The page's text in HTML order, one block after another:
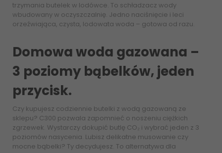
trzymania butelek w lodówce. To schładzacz wody
wbudowany w oczyszczalnię. Jedno naciśnięcie i leci
orzeźwiająca, czysta, lodowata woda – gotowa od razu.
Domowa woda gazowana –
3 poziomy bąbelków, jeden
przycisk.
Czy kupujesz codziennie butelki z wodą gazowaną ze
sklepu? C300 pozwala zapomnieć o noszeniu ciężkich
zgrzewek. Wystarczy dokupić butlę CO₂ i wybrać jeden z 3
poziomów nasycenia. Lubisz delikatne musowanie czy
mocne bąbelki? Ty decydujesz. To alternatywa dla